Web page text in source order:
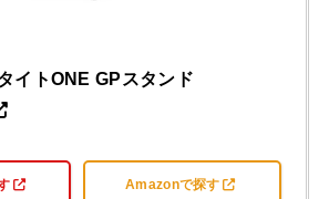
イトONE GPスタンド
Amazonで探す